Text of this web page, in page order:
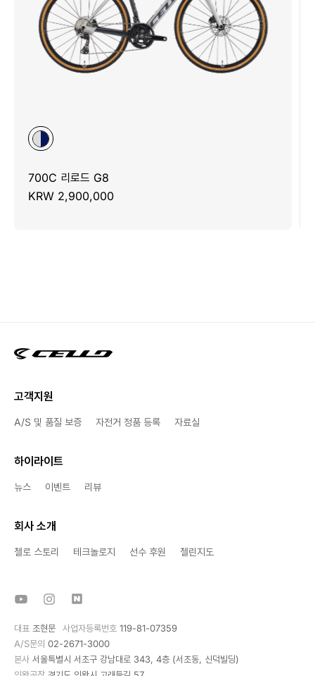
700C 리로드 G8
KRW 2,900,000
고객지원
A/S 및 품질 보증 자전거 정품 등록 자료실
하이라이트
뉴스 이벤트 리뷰
회사 소개
첼로 스토리 테크놀로지 선수 후원 첼린지도
대표 조현문 사업자등록번호 119-81-07359
A/S문의 02-2671-3000
본사 서울특별시 서초구 강남대로 343, 4층 (서초동, 신덕빌딩)